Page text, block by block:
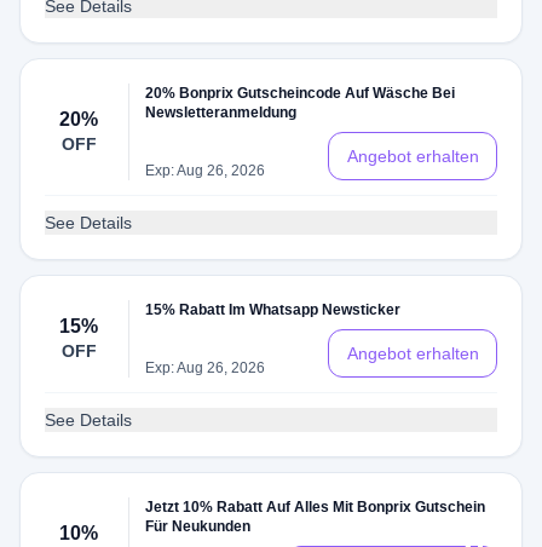
See Details
20%
OFF
20% Bonprix Gutscheincode Auf Wäsche Bei
Newsletteranmeldung
Exp: Aug 26, 2026
Angebot erhalten
See Details
15%
OFF
15% Rabatt Im Whatsapp Newsticker
Exp: Aug 26, 2026
Angebot erhalten
See Details
10%
Jetzt 10% Rabatt Auf Alles Mit Bonprix Gutschein
Für Neukunden